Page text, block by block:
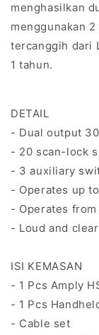
menghasilkan
menggunakan
tercanggih dari
1 tahun.
DETAIL
- Dual output
- 20 scan-lock
- 3 auxiliary
- Operates up
- Operates
- Loud and
ISI KEMASAN
- 1 Pcs Amply
- 1 Pcs
- Cable set